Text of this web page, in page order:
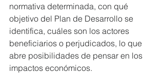
normativa determinada, con qué
objetivo del Plan de Desarrollo se
identifica, cuáles son los actores
beneficiarios o perjudicados, lo que
abre posibilidades de pensar en los
impactos económicos.